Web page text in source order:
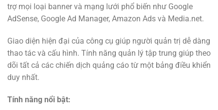
trợ mọi loại banner và mạng lưới phổ biến như Google
AdSense, Google Ad Manager, Amazon Ads và Media.net.
Giao diện hiện đại của công cụ giúp người quản trị dễ dàng
thao tác và cấu hình. Tính năng quản lý tập trung giúp theo
dõi tất cả các chiến dịch quảng cáo từ một bảng điều khiển
duy nhất.
Tính năng nổi bật: